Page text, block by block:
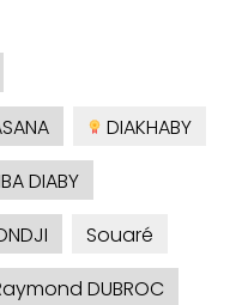
DIAKHABY
DIABY
Souaré
DUBROC